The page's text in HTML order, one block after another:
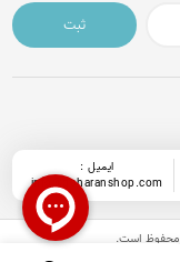
ثبت
ایمیل :
info@goharanshop.com
محفوظ است.